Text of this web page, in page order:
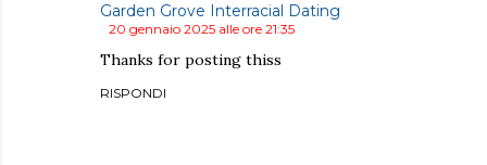
Garden Grove Interracial Dating
20 gennaio 2025 alle ore 21:35
Thanks for posting thiss
RISPONDI